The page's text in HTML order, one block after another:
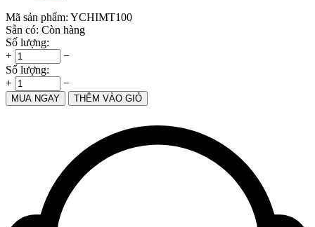
Mã sản phẩm: YCHIMT100
Sẵn có: Còn hàng
Số lượng:
+
−
Số lượng:
+
−
MUA NGAY THÊM VÀO GIỎ